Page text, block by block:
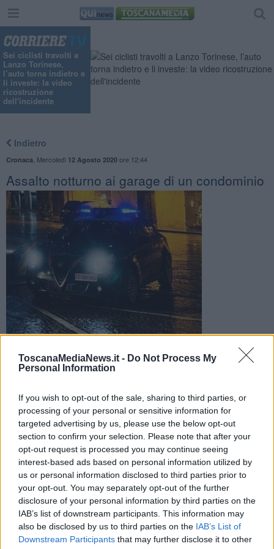
ToscanaMediaNews.it - Do Not Process My
Personal Information
If you wish to opt-out of the sale, sharing to third parties, or
processing of your personal or sensitive information for
targeted advertising by us, please use the below opt-out
section to confirm your selection. Please note that after your
opt-out request is processed you may continue seeing
interest-based ads based on personal information utilized by
us or personal information disclosed to third parties prior to
your opt-out. You may separately opt-out of the further
disclosure of your personal information by third parties on the
IAB’s list of downstream participants. This information may
also be disclosed by us to third parties on the IAB’s List of
Downstream Participants that may further disclose it to other
Sei ciclisti travolti a
Lanzo Torinese,
l’auto torna indietro e
li investe: la video
ricostruzione
dell'incidente
Indietro
Cronaca Mercoledì 12 Agosto 2020ore 12:44
Assalto notturno ai garage di un condominio
I ladri hanno forzato le chiusure di otto box razziando tutto
ciò che contenevano. Un condomino ha sorpreso e bloccato
uno dei ladri
SESTO FIORENTINO —Stanno diventando una piaga sociale i
furti messi a segno nella notte nei garage condominiali.
Gli ultimi colpi registrati dalla cronaca sono stati messi a segno in
piazza dei Macchiaioli: ignoti sono riusciti a forzare i portelloni di
otto box portando via tutto quel che di valore c'era al suo interno, a
partire da alcune biciclette, di cui una molto costosa.